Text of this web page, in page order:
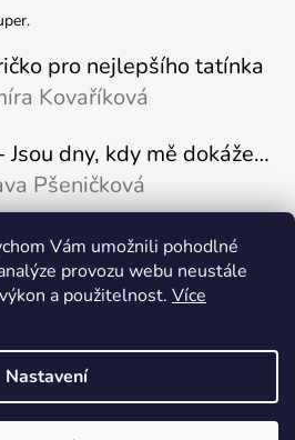
Vám umožnili pohodlné
provozu webu neustále
a použitelnost. Více
Nastavení
pro nejlepšího tatínka
je 5 z 5 hvězdiček.
Kovaříková
Hrneček - Jsou dny, kdy mě dokáže nasrat i vzduch-naštvaný pejsek
je 5 z 5 hvězdiček.
Pšeničková
. Všechna práva vyhrazena.Upravit